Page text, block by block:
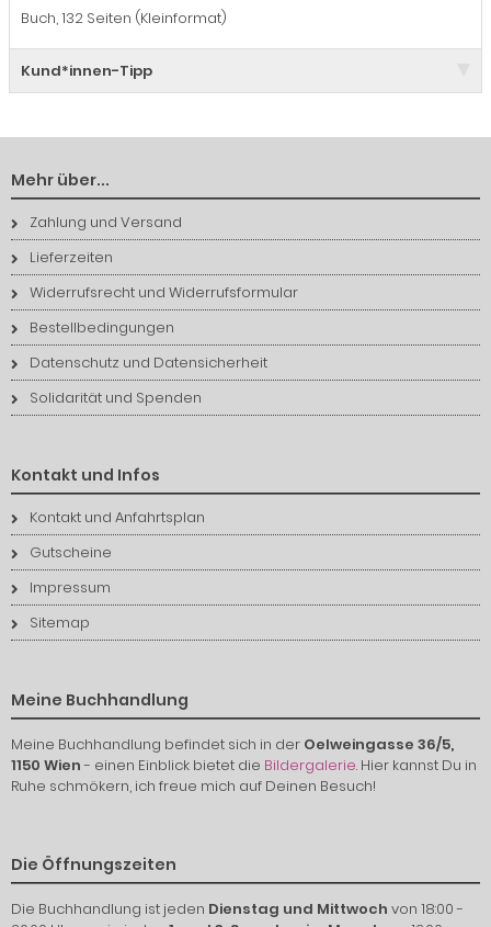
Buch, 132 Seiten (Kleinformat)
Kund*innen-Tipp
Mehr über...
Zahlung und Versand
Lieferzeiten
Widerrufsrecht und Widerrufsformular
Bestellbedingungen
Datenschutz und Datensicherheit
Solidarität und Spenden
Kontakt und Infos
Kontakt und Anfahrtsplan
Gutscheine
Impressum
Sitemap
Meine Buchhandlung
Meine Buchhandlung befindet sich in der Oelweingasse 36/5,
1150 Wien- einen Einblick bietet die Bildergalerie. Hier kannst Du in
Ruhe schmökern, ich freue mich auf Deinen Besuch!
Die Öffnungszeiten
Die Buchhandlung ist jeden Dienstag und Mittwoch von 18:00 -